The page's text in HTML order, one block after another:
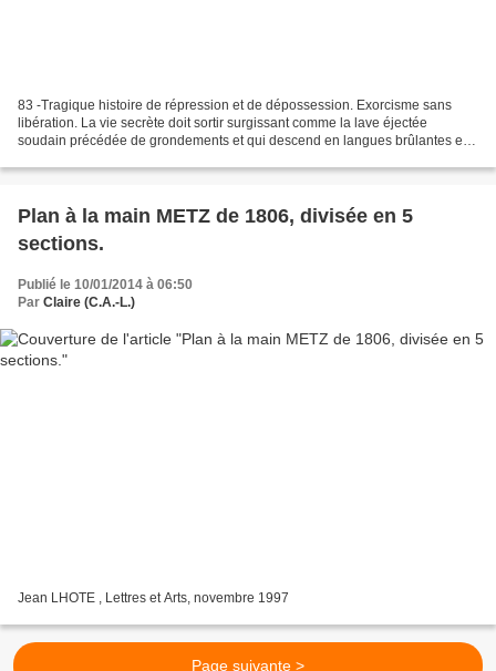
83 -Tragique histoire de répression et de dépossession. Exorcisme sans
libération. La vie secrète doit sortir surgissant comme la lave éjectée
soudain précédée de grondements et qui descend en langues brûlantes et
Plan à la main METZ de 1806, divisée en 5
sections.
Publié le 10/01/2014 à 06:50
Par Claire (C.A.-L.)
Jean LHOTE , Lettres et Arts, novembre 1997
Page suivante >